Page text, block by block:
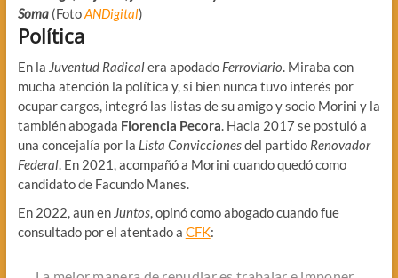
Soma(FotoANDigital)
Política
En la Juventud Radicalera apodado Ferroviario. Miraba con
mucha atención la política y, si bien nunca tuvo interés por
ocupar cargos, integró las listas de su amigo y socio Morini y la
también abogada Florencia Pecora. Hacia 2017 se postuló a
una concejalía por la Lista Conviccionesdel partido Renovador
Federal. En 2021, acompañó a Morini cuando quedó como
candidato de Facundo Manes.
En 2022, aun en Juntos, opinó como abogado cuando fue
consultado por el atentado a CFK: